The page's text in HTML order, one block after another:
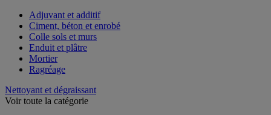
Adjuvant et additif
Ciment, béton et enrobé
Colle sols et murs
Enduit et plâtre
Mortier
Ragréage
Nettoyant et dégraissant
Voir toute la catégorie